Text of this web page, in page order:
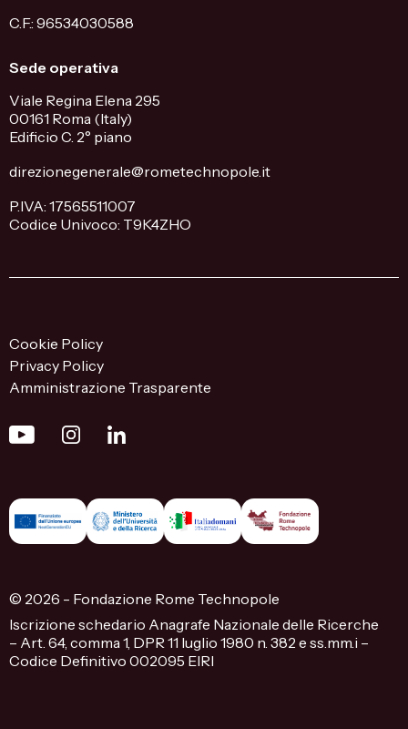
C.F.: 96534030588
Sede operativa
Viale Regina Elena 295
00161 Roma (Italy)
Edificio C. 2° piano
direzionegenerale@rometechnopole.it
P.IVA: 17565511007
Codice Univoco: T9K4ZHO
Cookie Policy
Privacy Policy
Amministrazione Trasparente
© 2026 - Fondazione Rome Technopole
Iscrizione schedario Anagrafe Nazionale delle Ricerche
– Art. 64, comma 1, DPR 11 luglio 1980 n. 382 e ss.mm.i –
Codice Definitivo 002095 EIRI